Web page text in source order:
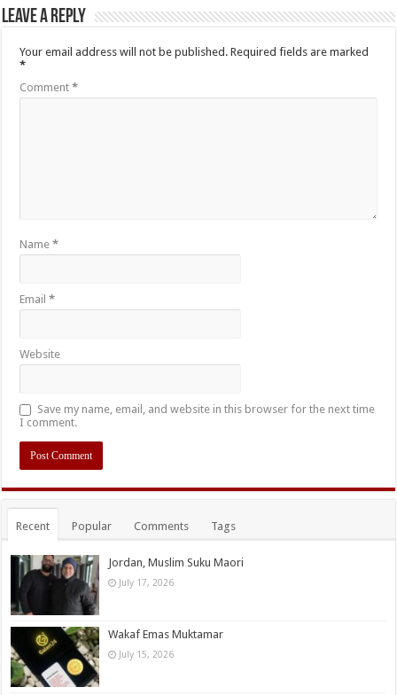
Leave a Reply
Your email address will not be published. Required fields are marked
*
Comment*
Name*
Email*
Website
Save my name, email, and website in this browser for the next time
I comment.
Recent Popular Comments Tags
Jordan, Muslim Suku Maori
July 17, 2026
Wakaf Emas Muktamar
July 15, 2026